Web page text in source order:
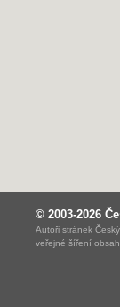
© 2003-2026
Autoři stránek
veřejné šíření